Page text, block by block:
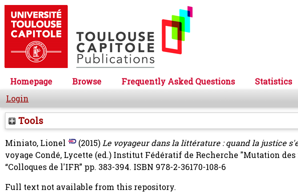
Homepage Browse Frequently Asked Questions
Statistics
Login
Tools
Miniato, Lionel (2015)Le voyageur dans la littérature : quand la justice
voyage Condé, Lycette (ed.) Institut Fédératif de Recherche "Mutation
“Colloques de l'IFR” pp. 383-394. ISBN 978-2-36170-108-6
Full text not available from this repository.